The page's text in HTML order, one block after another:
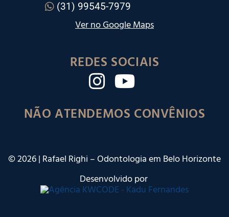
(31) 99545-7979
Ver no Google Maps
REDES SOCIAIS
NÃO ATENDEMOS CONVÊNIOS
©2026| Rafael Righi – Odontologia em Belo Horizonte
Desenvolvido por